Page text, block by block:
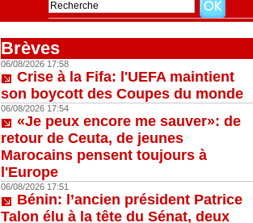
Brèves
06/08/2026 17:58
Crise à la Fifa: l'UEFA maintient
son boycott des Coupes du monde
06/08/2026 17:54
«Je peux encore me sauver»: de
retour de Ceuta, de jeunes
Marocains pensent toujours à
l'Europe
06/08/2026 17:51
Bénin: l’ancien président Patrice
Talon élu à la tête du Sénat, deux